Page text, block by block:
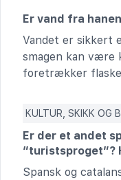
Er vand fra
Vandet er sikkert
smagen kan være
foretrækker
KULTUR, SKIKK OG
Er der et andet
“turistsproget”?
Spansk og